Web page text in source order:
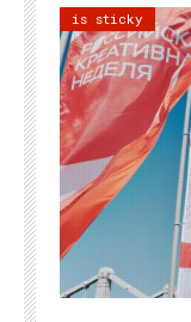
is sticky